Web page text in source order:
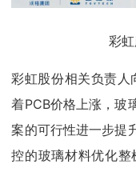
彩
彩虹股份相关负责人
着PCB价格上涨，玻
案的可行性进一步提
控的玻璃材料优化